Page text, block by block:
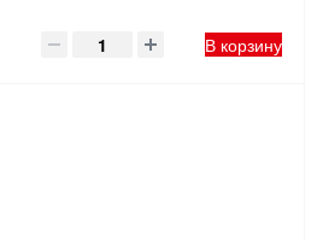
В корзину